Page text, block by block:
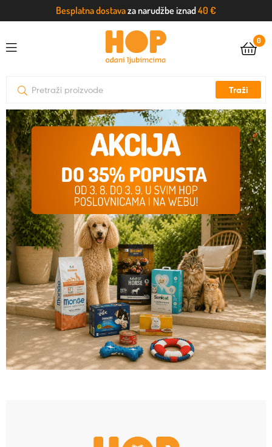
Besplatna dostavaza narudžbe iznad40 €
0
Traži